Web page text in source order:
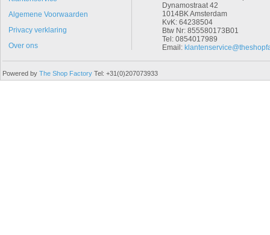
Algemene Voorwaarden
Privacy verklaring
Over ons
Dynamostraat 42
1014BK Amsterdam
KvK: 64238504
Btw Nr: 855580173B01
Tel: 0854017989
Email:
Powered by The Shop Factory Tel: +31(0)207073933